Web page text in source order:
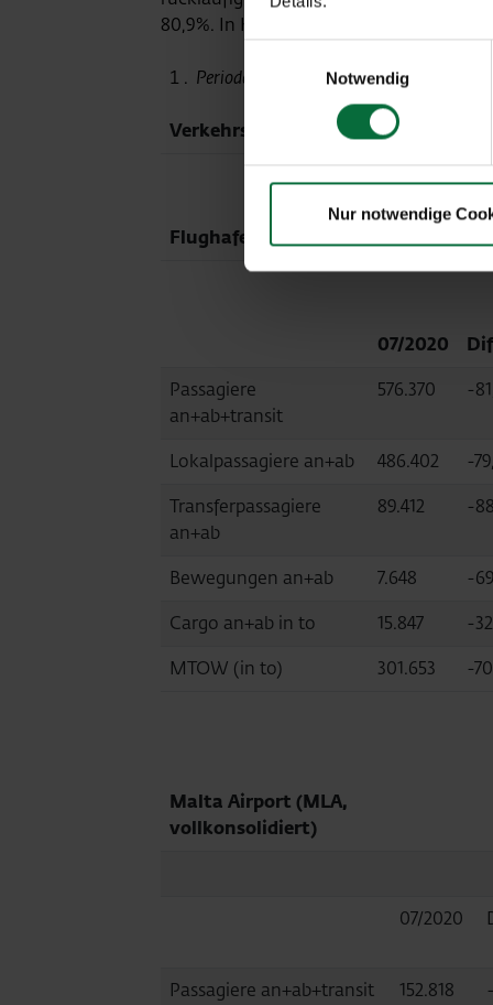
Notwendig
Nur notwendige
80,9%. In Kosice sank das
Periodenergebnis vor nicht
Verkehrsentwicklung
Flughafen Wien (VIE)
07/2020
Passagiere
an+ab+transit
576.370 -
Lokalpassagiere an+ab 486.402 -
Transferpassagiere
an+ab
89.412 -
Bewegungen an+ab 7.648 -
Cargo an+ab in to
15.847 -
MTOW (in to)
301.653 -
Malta Airport (MLA,
vollkonsolidiert)
07/2020
Passagiere an+ab+transit 152.818